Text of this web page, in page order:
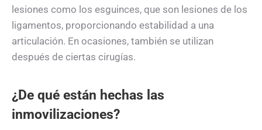
lesiones como los esguinces, que son lesiones de los
ligamentos, proporcionando estabilidad a una
articulación. En ocasiones, también se utilizan
después de ciertas cirugías.
¿De qué están hechas las
inmovilizaciones?